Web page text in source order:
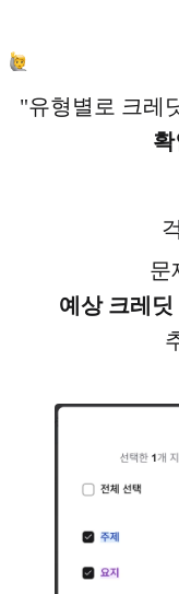
"유형별로 크레
문
예상 크레